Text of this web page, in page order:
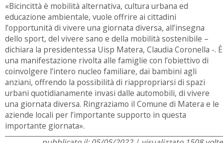
«Bicincittà è mobilità alternativa, cultura urbana ed
educazione ambientale, vuole offrire ai cittadini
l’opportunità di vivere una giornata diversa, all’insegna
dello sport, del vivere sano e della mobilità sostenibile –
dichiara la presidentessa Uisp Matera, Claudia Coronella -. È
una manifestazione rivolta alle famiglie con l’obiettivo di
coinvolgere l’intero nucleo familiare, dai bambini agli
anziani, offrendo la possibilità di riappropriarsi di spazi
urbani quotidianamente invasi dalle automobili, di vivere
una giornata diversa. Ringraziamo il Comune di Matera e le
aziende locali per l’importante supporto in questa
importante giornata».